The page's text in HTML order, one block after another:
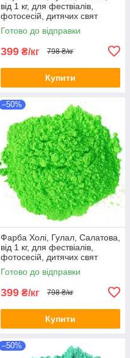
від 1 кг, для фествіалів,
фотосесій, дитячих свят
Фарби холі
Готово до відправки
399 ₴/кг 798 ₴/кг
Купити
–50%
Фарба Холі, Гулал, Салатова,
від 1 кг, для фествіалів,
фотосесій, дитячих свят
Фарби холі
Готово до відправки
399 ₴/кг 798 ₴/кг
Купити
–50%